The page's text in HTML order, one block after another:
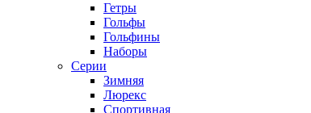
Гетры
Гольфы
Гольфины
Наборы
Серии
Зимняя
Люрекс
Спортивная